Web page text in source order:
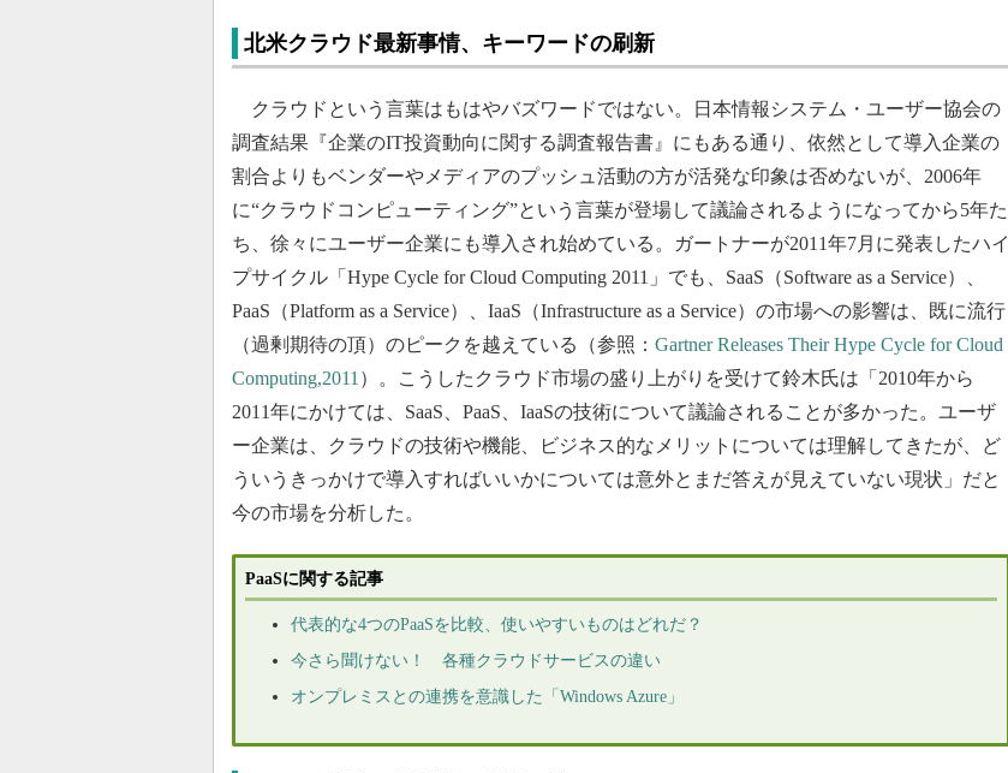
北米クラウド最新事情、キーワードの刷新
クラウドという言葉はもはやバズワードではない。日本情報システム・ユーザー協会の
調査結果『企業のIT投資動向に関する調査報告書』にもある通り、依然として導入企業の
割合よりもベンダーやメディアのプッシュ活動の方が活発な印象は否めないが、2006年
に“クラウドコンピューティング”という言葉が登場して議論されるようになってから5年た
ち、徐々にユーザー企業にも導入され始めている。ガートナーが2011年7月に発表したハイ
プサイクル「Hype Cycle for Cloud Computing 2011」でも、SaaS（Software as a Service）、
PaaS（Platform as a Service）、IaaS（Infrastructure as a Service）の市場への影響は、既に流行
（過剰期待の頂）のピークを越えている（参照： Gartner Releases Their Hype Cycle for Cloud
Computing,2011 ）。こうしたクラウド市場の盛り上がりを受けて鈴木氏は「2010年から
2011年にかけては、SaaS、PaaS、IaaSの技術について議論されることが多かった。ユーザ
ー企業は、クラウドの技術や機能、ビジネス的なメリットについては理解してきたが、ど
ういうきっかけで導入すればいいかについては意外とまだ答えが見えていない現状」だと
今の市場を分析した。
PaaSに関する記事
代表的な4つのPaaSを比較、使いやすいものはどれだ？
今さら聞けない！ 各種クラウドサービスの違い
オンプレミスとの連携を意識した「Windows Azure」